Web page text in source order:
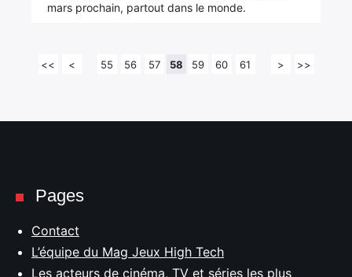
mars prochain, partout dans le monde.
<< < 55 56 57 58 59 60 61 > >>
Pages
Contact
L’équipe du Mag Jeux High Tech
Les acteurs de cinéma, TV et séries les plus